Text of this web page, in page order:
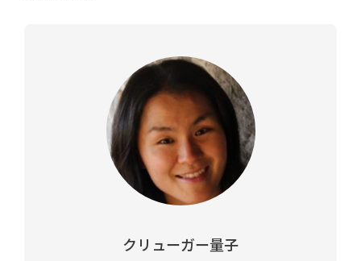
クリューガー量子